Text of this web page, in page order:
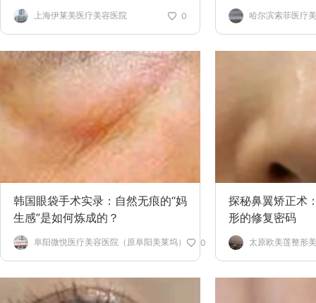
上海伊莱美医疗美容医院 0
相
哈尔滨索菲医疗
韩国眼袋手术实录：自然无痕的“妈
生感”是如何炼成的？
阜阳微悦医疗美容医院（原阜阳美莱坞） 0
探秘鼻翼矫正术
形的修复密码
太原欧美莲整形